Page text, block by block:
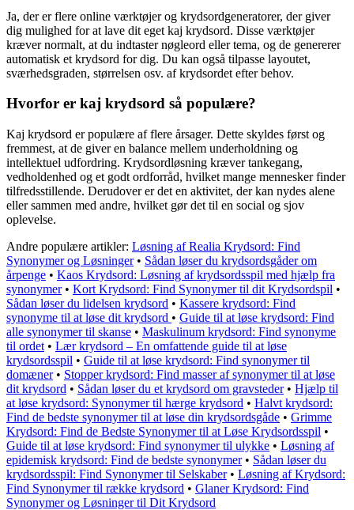
Ja, der er flere online værktøjer og krydsordgeneratorer, der giver
dig mulighed for at lave dit eget kaj krydsord. Disse værktøjer
kræver normalt, at du indtaster nøgleord eller tema, og de genererer
automatisk et krydsord for dig. Du kan også tilpasse layoutet,
sværhedsgraden, størrelsen osv. af krydsordet efter behov.
Hvorfor er kaj krydsord så populære?
Kaj krydsord er populære af flere årsager. Dette skyldes først og
fremmest, at de giver en balance mellem underholdning og
intellektuel udfordring. Krydsordløsning kræver tankegang,
vedholdenhed og et godt ordforråd, hvilket mange mennesker finder
tilfredsstillende. Derudover er det en aktivitet, der kan nydes alene
eller sammen med andre, hvilket gør det til en social og sjov
oplevelse.
Andre populære artikler: Løsning af Realia Krydsord: Find
Synonymer og Løsninger• Sådan løser du krydsordsgåder om
årpenge • Kaos Krydsord: Løsning af krydsordsspil med hjælp fra
synonymer• Kort Krydsord: Find Synonymer til dit Krydsordspil •
Sådan løser du lidelsen krydsord • Kassere krydsord: Find
synonyme til at løse dit krydsord • Guide til at løse krydsord: Find
alle synonymer til skanse • Maskulinum krydsord: Find synonyme
til ordet • Lær krydsord – En omfattende guide til at løse
krydsordsspil • Guide til at løse krydsord: Find synonymer til
domæner• Stopper krydsord: Find masser af synonymer til at løse
dit krydsord • Sådan løser du et krydsord om gravsteder• Hjælp til
at løse krydsord: Synonymer til hærge krydsord • Halvt krydsord:
Find de bedste synonymer til at løse din krydsordsgåde • Grimme
Krydsord: Find de Bedste Synonymer til at Løse Krydsordsspil •
Guide til at løse krydsord: Find synonymer til ulykke • Løsning af
epidemisk krydsord: Find de bedste synonymer• Sådan løser du
krydsordsspil: Find Synonymer til Selskaber• Løsning af Krydsord:
Find Synonymer til række krydsord • Glaner Krydsord: Find
Synonymer og Løsninger til Dit Krydsord